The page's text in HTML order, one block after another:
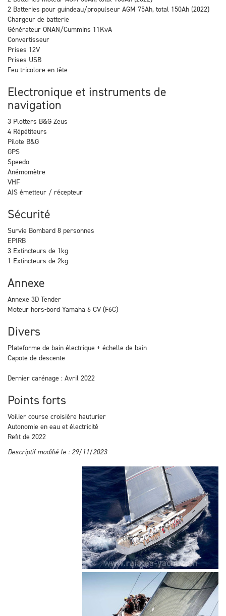
2 Batteries pour guindeau/propulseur AGM 75Ah, total 150Ah (2022)
Chargeur de batterie
Générateur ONAN/Cummins 11KvA
Convertisseur
Prises 12V
Prises USB
Feu tricolore en tête
Electronique et instruments de
navigation
3 Plotters B&G Zeus
4 Répétiteurs
Pilote B&G
GPS
Speedo
Anémomètre
VHF
AIS émetteur / récepteur
Sécurité
Survie Bombard 8 personnes
EPIRB
3 Extincteurs de 1kg
1 Extincteurs de 2kg
Annexe
Annexe 3D Tender
Moteur hors-bord Yamaha 6 CV (F6C)
Divers
Plateforme de bain électrique + échelle de bain
Capote de descente
Dernier carénage : Avril 2022
Points forts
Voilier course croisière hauturier
Autonomie en eau et électricité
Refit de 2022
Descriptif modifié le : 29/11/2023